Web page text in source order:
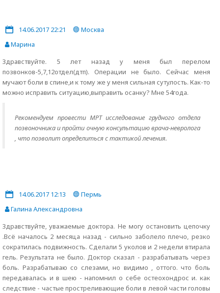
14.06.2017 22:21
Москва
Марина
Здравствуйте. 5 лет назад у меня был перелом
позвонков-5,7,12отдел(дтп). Операции не было. Сейчас меня
мучают боли в спине,и к тому же у меня сильная сутулость. Как-то
можно исправить ситуацию,выправить осанку? Мне 54года.
Рекомендуем провести МРТ исследование грудного отдела
позвоночника и пройти очную консультацию врача-невролога
, что позволит определиться с тактикой лечения.
14.06.2017 12:13
Пермь
Галина Александровна
Здравствуйте, уважаемые доктора. Не могу остановить цепочку
.Всё началось 2 месяца назад - сильно заболело плечо, резко
сократилась подвижность. Сделали 5 уколов и 2 недели втирала
гель. Результата не было. Доктор сказал - разрабатывать через
боль. Разрабатываю со слезами, но видимо , оттого. что боль
передавалась и в шею - напомнил о себе остеохондрос и. как
следствие - частые простреливающие боли в левой части головы